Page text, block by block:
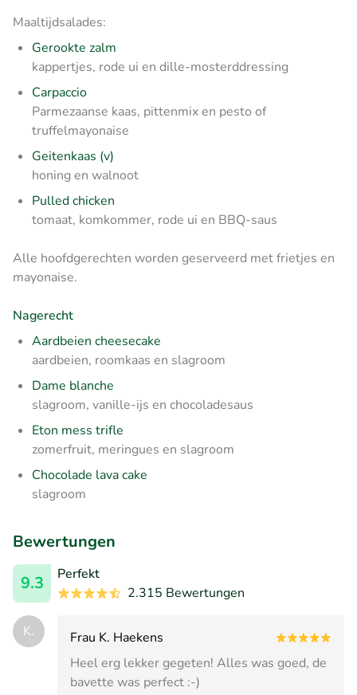
Maaltijdsalades:
Gerookte zalm
kappertjes, rode ui en dille-mosterddressing
Carpaccio
Parmezaanse kaas, pittenmix en pesto of
truffelmayonaise
Geitenkaas (v)
honing en walnoot
Pulled chicken
tomaat, komkommer, rode ui en BBQ-saus
Alle hoofdgerechten worden geserveerd met frietjes en
mayonaise.
Nagerecht
Aardbeien cheesecake
aardbeien, roomkaas en slagroom
Dame blanche
slagroom, vanille-ijs en chocoladesaus
Eton mess trifle
zomerfruit, meringues en slagroom
Chocolade lava cake
slagroom
Bewertungen
9.3
Perfekt
2.315 Bewertungen
K.
Frau K. Haekens
Heel erg lekker gegeten! Alles was goed, de
bavette was perfect :-)